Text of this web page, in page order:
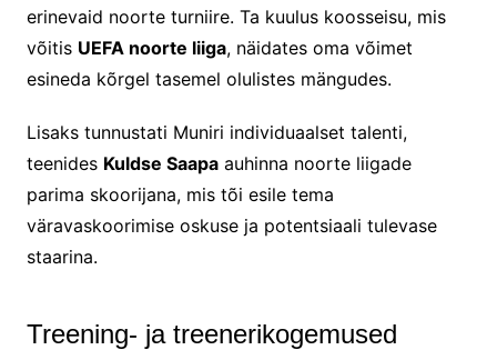
erinevaid noorte turniire. Ta kuulus koosseisu, mis
võitis UEFA noorte liiga, näidates oma võimet
esineda kõrgel tasemel olulistes mängudes.
Lisaks tunnustati Muniri individuaalset talenti,
teenides Kuldse Saapaauhinna noorte liigade
parima skoorijana, mis tõi esile tema
väravaskoorimise oskuse ja potentsiaali tulevase
staarina.
Treening- ja treenerikogemused